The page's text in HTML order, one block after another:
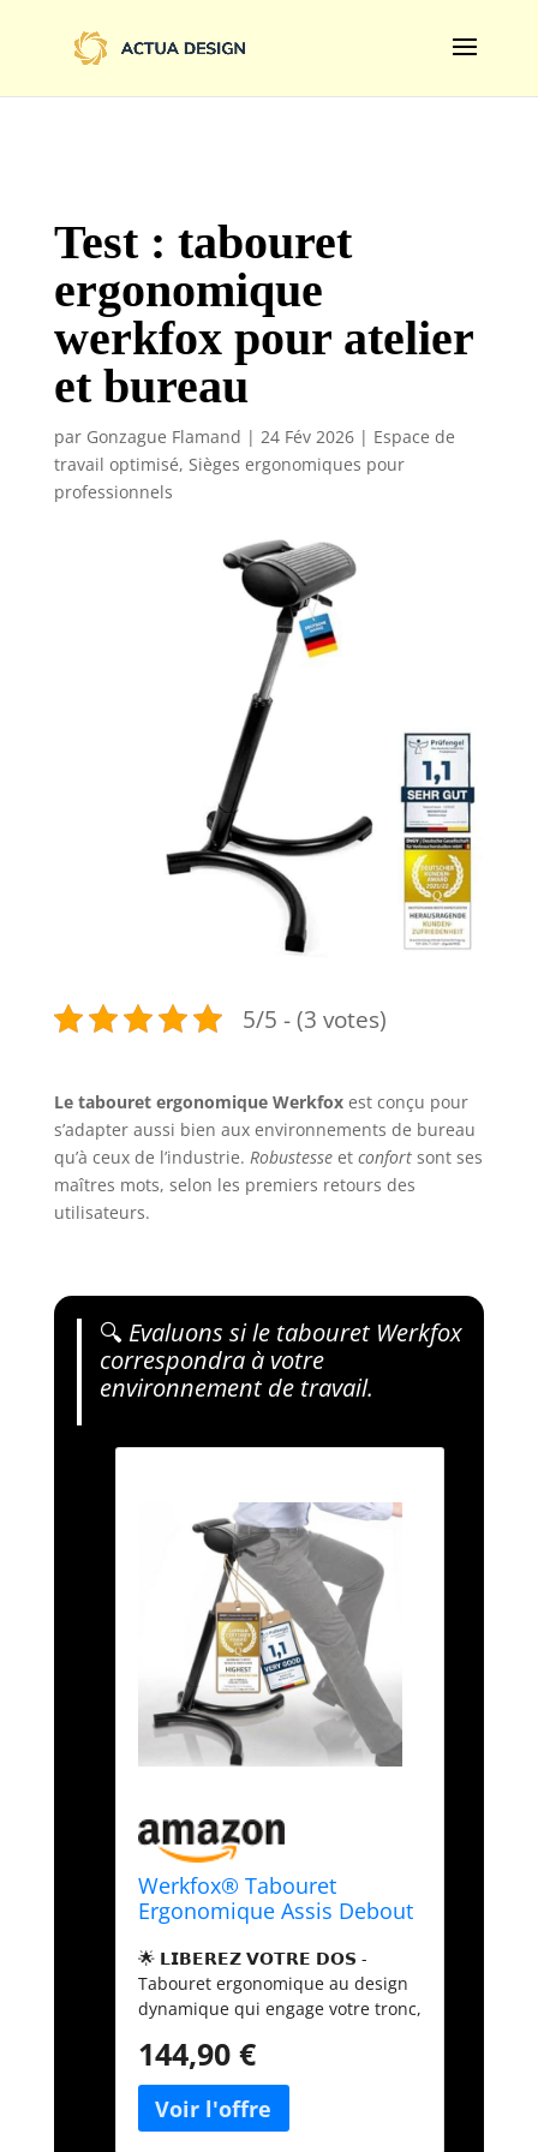
family=Limelight&display=swap');
Test : tabouret
ergonomique
werkfox pour atelier
et bureau
par Gonzague Flamand | 24 Fév 2026| Espace de
travail optimisé, Sièges ergonomiques pour
professionnels
5/5 - (3 votes)
Le tabouret ergonomique Werkfoxest conçu pour
s’adapter aussi bien aux environnements de bureau
qu’à ceux de l’industrie. Robustesseet confortsont ses
maîtres mots, selon les premiers retours des
utilisateurs.
🔍 Evaluons si le tabouret Werkfox
correspondra à votre
environnement de travail.
Werkfox® Tabouret
Ergonomique Assis Debout
🌟 𝗟𝗜𝗕𝗘𝗥𝗘𝗭 𝗩𝗢𝗧𝗥𝗘 𝗗𝗢𝗦 -
Tabouret ergonomique au design
dynamique qui engage votre tronc,
redonne de l'energie pour toute la
journee ⚖️ 𝗥𝗘𝗚𝗟𝗔𝗚𝗘
𝗜𝗡𝗦𝗧𝗔𝗡𝗧𝗔𝗡𝗘 - Ce siege assis
debout s'ajuste en un geste a votre
144,90 €